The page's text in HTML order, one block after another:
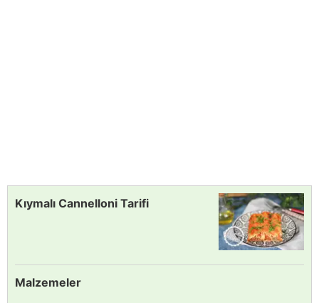
Kıymalı Cannelloni Tarifi
Malzemeler